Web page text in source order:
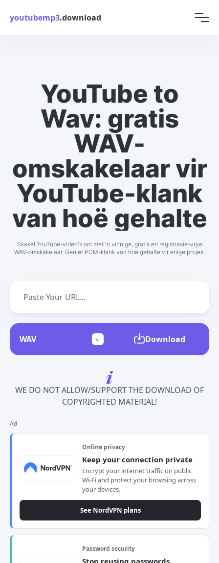
youtubemp3.download
YouTube to
Wav: gratis
WAV-
omskakelaar vir
YouTube-klank
van hoë gehalte
Skakel YouTube-video's om met 'n vinnige, gratis en registrasie-vrye
WAV-omskakelaar. Geniet PCM-klank van hoë gehalte vir enige projek.
Download
WE DO NOT ALLOW/SUPPORT THE DOWNLOAD OF
COPYRIGHTED MATERIAL!
Ad
Online privacy
Keep your connection private
Encrypt your internet traffic on public
Wi-Fi and protect your browsing across
your devices.
See NordVPN plans
Password security
Stop reusing passwords